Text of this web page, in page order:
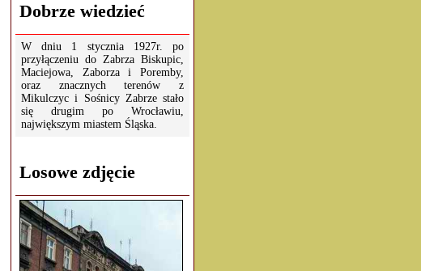
Dobrze wiedzieć
W dniu 1 stycznia 1927r. po
przyłączeniu do Zabrza Biskupic,
Maciejowa, Zaborza i Poremby,
oraz znacznych terenów z
Mikulczyc i Sośnicy Zabrze stało
się drugim po Wrocławiu,
największym miastem Śląska.
Losowe zdjęcie